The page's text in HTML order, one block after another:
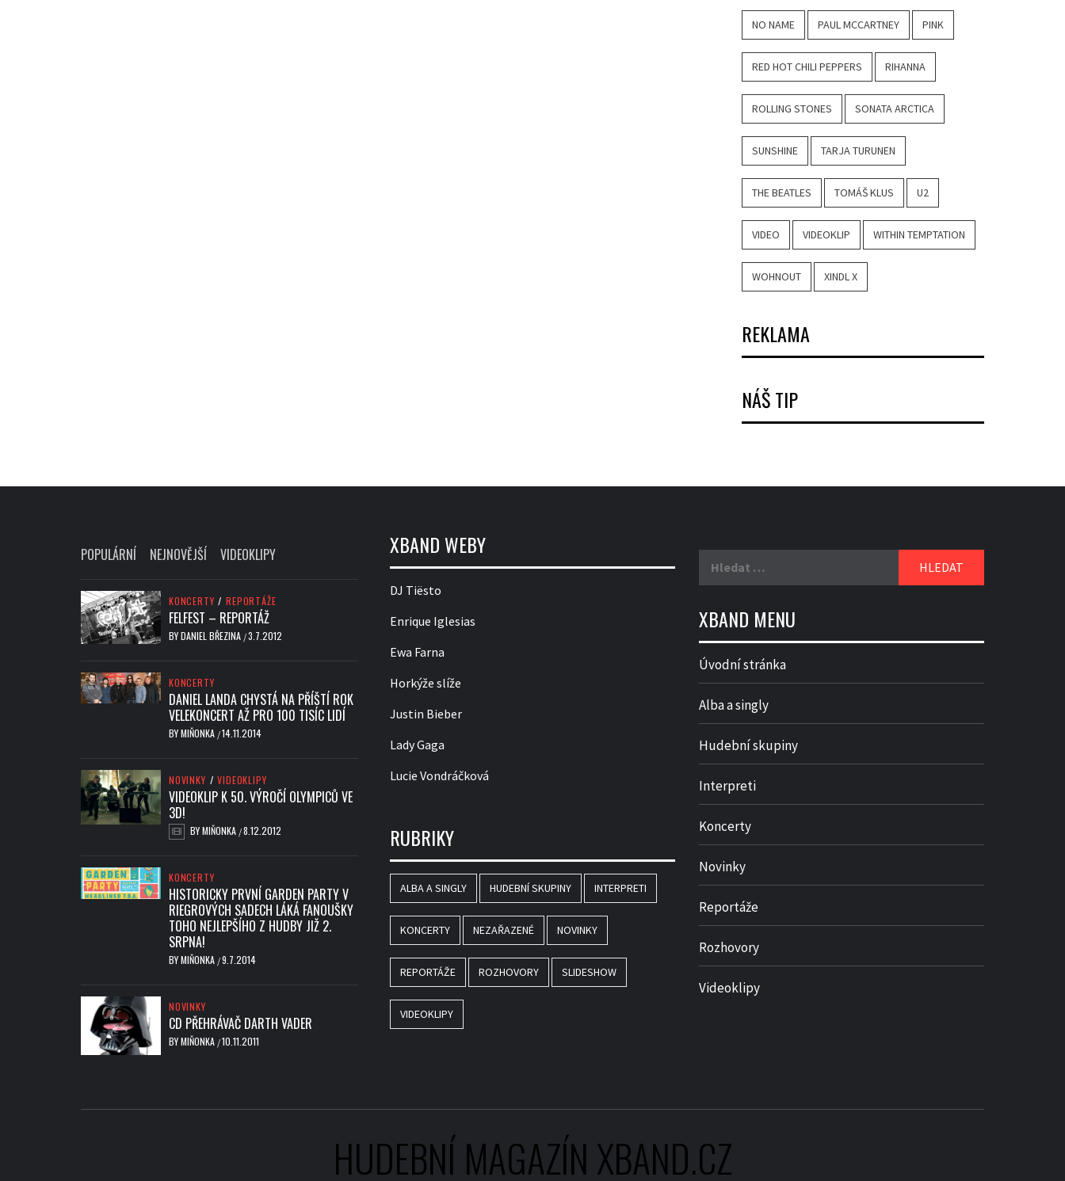
NO NAME PAUL MCCARTNEY PINK
RED HOT CHILI PEPPERS RIHANNA
ROLLING STONES SONATA ARCTICA
SUNSHINE TARJA TURUNEN
THE BEATLES TOMÁŠ KLUS U2
VIDEO VIDEOKLIP WITHIN TEMPTATION
WOHNOUT XINDL X
REKLAMA
NÁŠ TIP
POPULÁRNÍ NEJNOVĚJŠÍ VIDEOKLIPY
KONCERTY / REPORTÁŽE
FELFEST – REPORTÁŽ
BYDANIEL BŘEZINA /3.7.2012
KONCERTY
DANIEL LANDA CHYSTÁ NA PŘÍŠTÍ ROK
VELEKONCERT AŽ PRO 100 TISÍC LIDÍ
BYMIŇONKA /14.11.2014
NOVINKY / VIDEOKLIPY
VIDEOKLIP K 50. VÝROČÍ OLYMPICŮ VE
3D!
BYMIŇONKA /8.12.2012
KONCERTY
HISTORICKY PRVNÍ GARDEN PARTY V
RIEGROVÝCH SADECH LÁKÁ FANOUŠKY
TOHO NEJLEPŠÍHO Z HUDBY JIŽ 2.
SRPNA!
BYMIŇONKA /9.7.2014
NOVINKY
CD PŘEHRÁVAČ DARTH VADER
BYMIŇONKA /10.11.2011
XBAND WEBY
DJ Tiësto
Enrique Iglesias
Ewa Farna
Horkýže slíže
Justin Bieber
Lady Gaga
Lucie Vondráčková
RUBRIKY
ALBA A SINGLY HUDEBNÍ SKUPINY INTERPRETI
KONCERTY NEZAŘAZENÉ NOVINKY
REPORTÁŽE ROZHOVORY SLIDESHOW
VIDEOKLIPY
XBAND MENU
Úvodní stránka
Alba a singly
Hudební skupiny
Interpreti
Koncerty
Novinky
Reportáže
Rozhovory
Videoklipy
HUDEBNÍ MAGAZÍN XBAND.CZ